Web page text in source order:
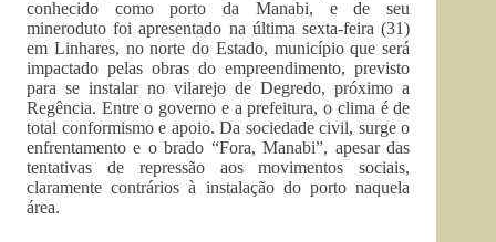
conhecido como porto da Manabi, e de seu
mineroduto foi apresentado na última sexta-feira (31)
em Linhares, no norte do Estado, município que será
impactado pelas obras do empreendimento, previsto
para se instalar no vilarejo de Degredo, próximo a
Regência. Entre o governo e a prefeitura, o clima é de
total conformismo e apoio. Da sociedade civil, surge o
enfrentamento e o brado “Fora, Manabi”, apesar das
tentativas de repressão aos movimentos sociais,
claramente contrários à instalação do porto naquela
área.